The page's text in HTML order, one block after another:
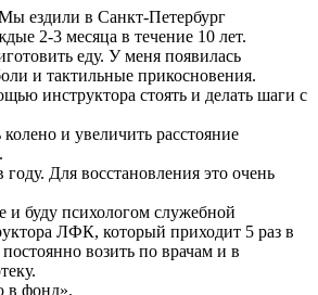
ездили в Санкт-Петербург
2-3 месяца в течение 10 лет.
еду. У меня появилась
и тактильные прикосновения.
инструктора стоять и делать шаги с
и увеличить расстояние
Для восстановления это очень
и буду психологом служебной
ЛФК, который приходит 5 раз в
возить по врачам и в
в фонд».